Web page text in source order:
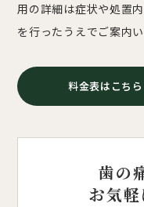
用の詳細は症状や処置
を行ったうえでご案内い
料金表はこちら
ご予約方法歯の
お気